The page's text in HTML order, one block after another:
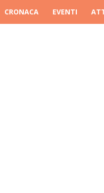
CRONACA EVENTI